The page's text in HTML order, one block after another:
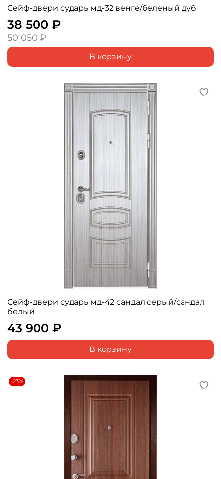
Сейф-двери сударь мд-32 венге/беленый дуб
38 500 ₽
50 050 ₽
В корзину
Сейф-двери сударь мд-42 сандал серый/сандал
белый
43 900 ₽
В корзину
-23%